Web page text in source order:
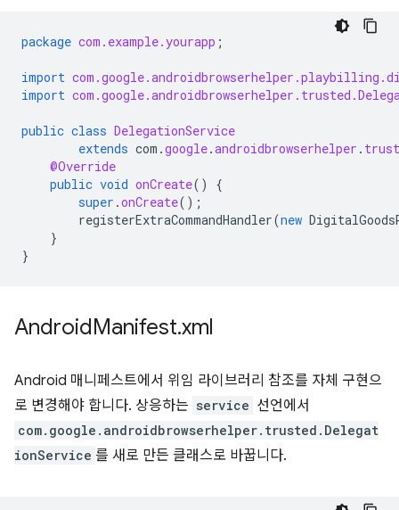
package com.example.yourapp ;
import
import
public class DelegationService
extends com .google.androidbrowserhelper .
@Override
public void onCreate()
{
super .onCreate();
registerExtraCommandHandler(new
}
}
AndroidManifest.xml
Android 매니페스트에서 위임 라이브러리 참조를 자체 구현으
로 변경해야 합니다. 상응하는 service 선언에서
com.google.androidbrowserhelper.trusted.Delegat
ionService 를 새로 만든 클래스로 바꿉니다.